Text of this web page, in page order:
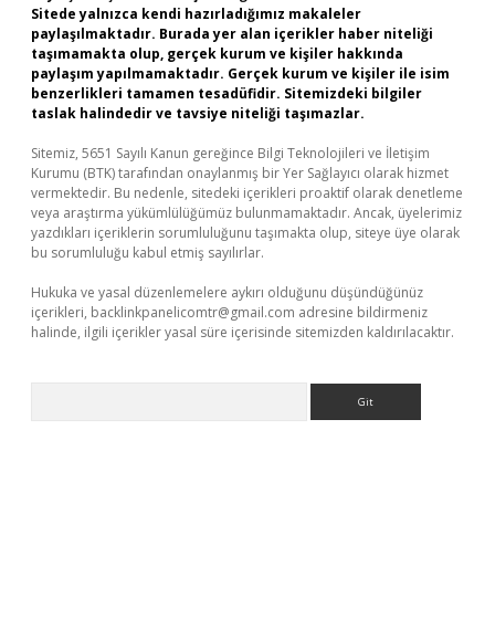
Sitede yalnızca kendi hazırladığımız makaleler
paylaşılmaktadır. Burada yer alan içerikler haber niteliği
taşımamakta olup, gerçek kurum ve kişiler hakkında
paylaşım yapılmamaktadır. Gerçek kurum ve kişiler ile isim
benzerlikleri tamamen tesadüfidir. Sitemizdeki bilgiler
taslak halindedir ve tavsiye niteliği taşımazlar.
Sitemiz, 5651 Sayılı Kanun gereğince Bilgi Teknolojileri ve İletişim
Kurumu (BTK) tarafından onaylanmış bir Yer Sağlayıcı olarak hizmet
vermektedir. Bu nedenle, sitedeki içerikleri proaktif olarak denetleme
veya araştırma yükümlülüğümüz bulunmamaktadır. Ancak, üyelerimiz
yazdıkları içeriklerin sorumluluğunu taşımakta olup, siteye üye olarak
bu sorumluluğu kabul etmiş sayılırlar.
Hukuka ve yasal düzenlemelere aykırı olduğunu düşündüğünüz
içerikleri, backlinkpanelicomtr@gmail.com adresine bildirmeniz
halinde, ilgili içerikler yasal süre içerisinde sitemizden kaldırılacaktır.